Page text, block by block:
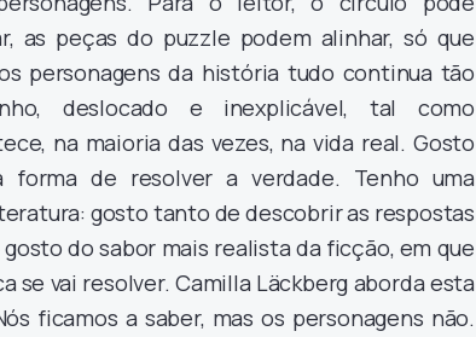
as peças do puzzle podem alinhar, só que
personagens da história tudo continua tão
deslocado e inexplicável, tal como
na maioria das vezes, na vida real. Gosto
forma de resolver a verdade. Tenho uma
gosto tanto de descobrir as respostas
do sabor mais realista da ficção, em que
se vai resolver. Camilla Läckberg aborda esta
ficamos a saber, mas os personagens não.